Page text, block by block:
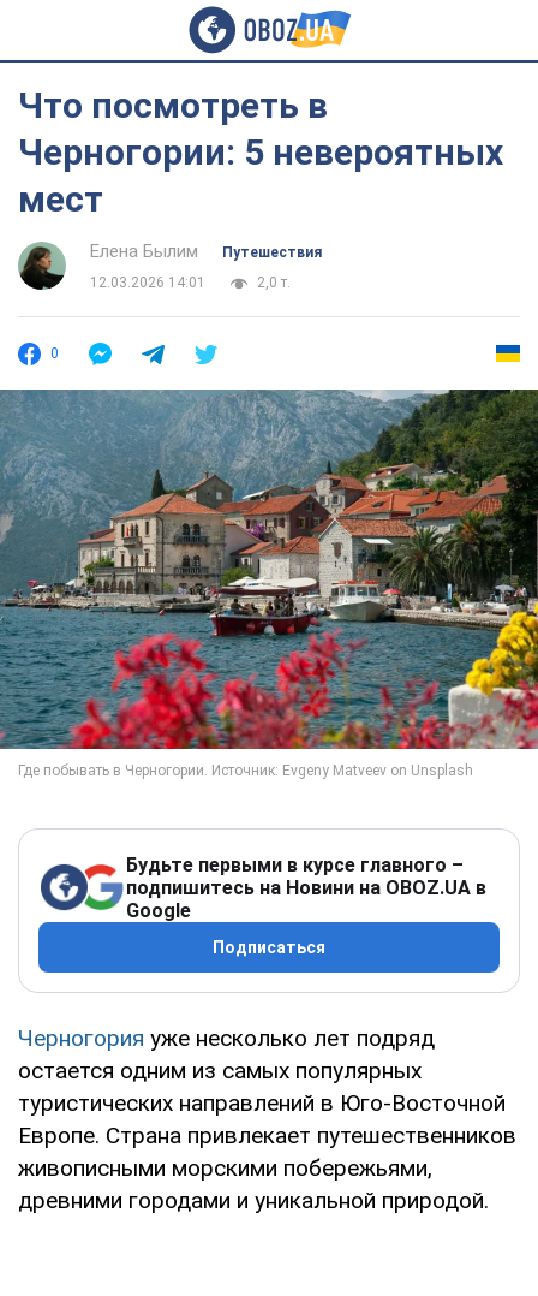
Что посмотреть в
Черногории: 5 невероятных
мест
Елена Былим
Путешествия
12.03.2026 14:01
2,0 т.
0
Будьте первыми в курсе главного –
подпишитесь на Новини на OBOZ.UA в
Google
Подписаться
Черногория уже несколько лет подряд
остается одним из самых популярных
туристических направлений в Юго-Восточной
Европе. Страна привлекает путешественников
живописными морскими побережьями,
древними городами и уникальной природой.